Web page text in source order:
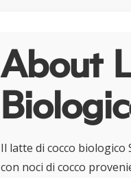
About
Il latte di cocco
con noci di cocco